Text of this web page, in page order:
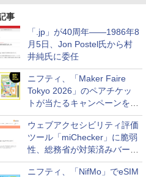
事
「.jp」が40周年――1986年8
月5日、Jon Postel氏から村
井純氏に委任
ニフティ、「Maker Faire
Tokyo 2026」のペアチケッ
トが当たるキャンペーンをX
で実施。8月16日まで
ウェブアクセシビリティ評価
ツール「miChecker」に脆弱
性、総務省が対策済みバージ
ョンへの更新を呼び掛け
ニフティ、「NifMo」でeSIM